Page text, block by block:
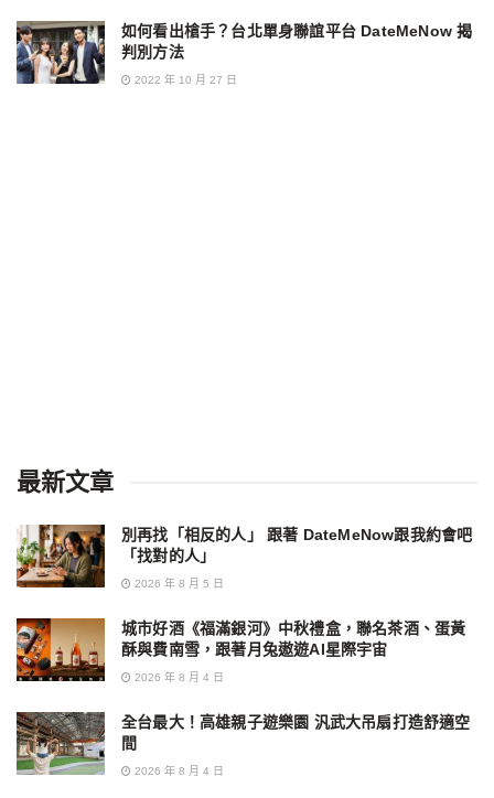
如何看出槍手？台北單身聯誼平台 DateMeNow 揭
判別方法
2022 年 10 月 27 日
最新文章
別再找「相反的人」 跟著 DateMeNow跟我約會吧
「找對的人」
2026 年 8 月 5 日
城市好酒《福滿銀河》中秋禮盒，聯名茶酒、蛋黃
酥與費南雪，跟著月兔遨遊AI星際宇宙
2026 年 8 月 4 日
全台最大！高雄親子遊樂園 汎武大吊扇打造舒適空
間
2026 年 8 月 4 日